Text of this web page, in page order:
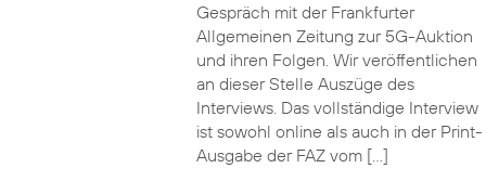
Gespräch mit der Frankfurter
Allgemeinen Zeitung zur 5G-Auktion
und ihren Folgen. Wir veröffentlichen
an dieser Stelle Auszüge des
Interviews. Das vollständige Interview
ist sowohl online als auch in der Print-
Ausgabe der FAZ vom […]